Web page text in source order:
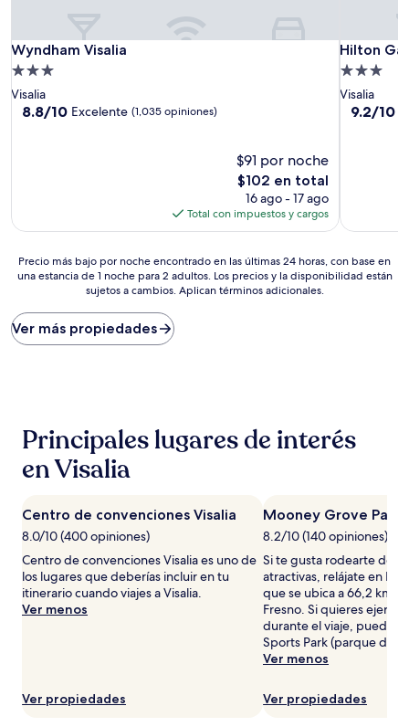
Wyndham Visalia
Wyndham Visalia
Propiedad
de
3.0
Visalia
8.8
8.8/10 Excelente (1,035 opiniones)
$91 por noche
El
precio
actual
es
$102
$102 en total
16 ago - 17 ago
Total con impuestos y cargos
Hilton
Hilton
Propiedad
de
3.0
Visalia
9.2
9.2/10
Precio
más
por
noche
encontrado
con
en
estancia
de
noche
para
adultos.
están
Precio más bajo por noche encontrado en las últimas 24 horas, con base en
una estancia de 1 noche para 2 adultos. Los precios y la disponibilidad están
sujetos a cambios. Aplican términos adicionales.
Ver más propiedades
Principales lugares de interés
en Visalia
Centro de convenciones Visalia
8.0/10 (400 opiniones)
Centro de convenciones Visalia es uno de
los lugares que deberías incluir en tu
itinerario cuando viajes a Visalia.
Ver menos
Ver propiedades
Mooney Grove Park
8.2/10 (140 opiniones)
Si te gusta rodearte de
atractivas, relájate en
que se ubica a 66,2 km
Fresno. Si quieres
durante el viaje, puedes
Sports Park (parque
Ver menos
Ver propiedades